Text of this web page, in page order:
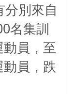
分別來自
名集訓
員，至
員，跌